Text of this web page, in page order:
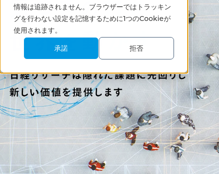
情報は追跡されません。ブラウザーではトラッキン
グを行わない設定を記憶するために1つのCookieが
使用されます。
承諾 拒否